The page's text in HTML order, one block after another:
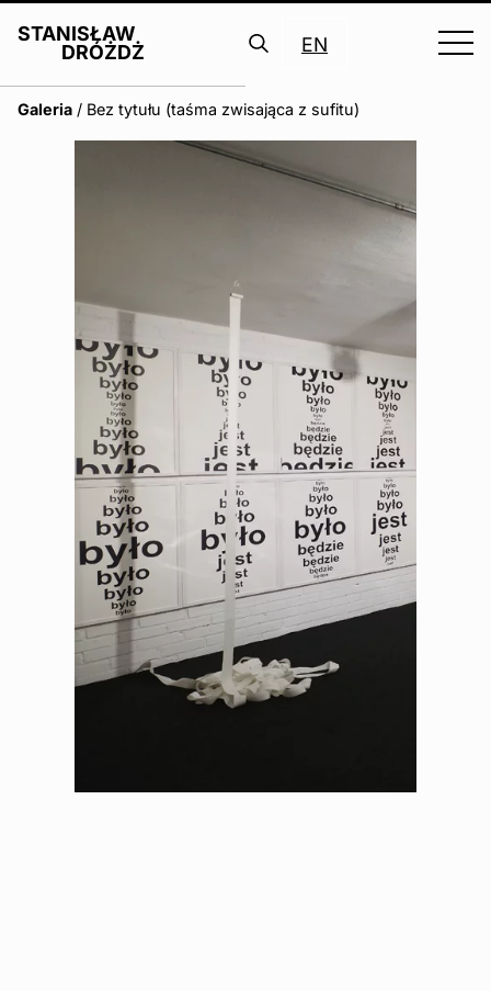
STANISŁAW
DRÓŻDŻ
Search
for:
EN
Galeria / Bez tytułu (taśma zwisająca z sufitu)